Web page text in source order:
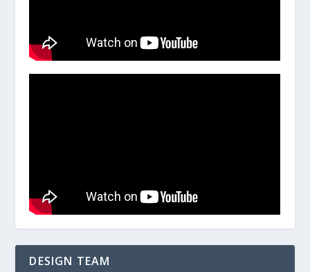
DESIGN TEAM